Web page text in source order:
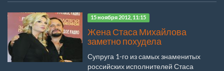
15 ноября 2012, 11:15
Жена Стаса Михайлова
заметно похудела
Супруга 1-го из самых знаменитых
российских исполнителей Стаса